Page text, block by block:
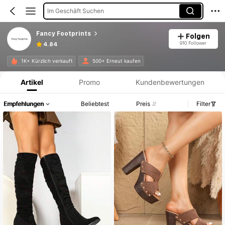
Im Geschäft Suchen
Fancy Footprints
4.84
Folgen
910 Follower
1K+ Kürzlich verkauft 500+ Erneut kaufen
Produktinformation: Preisangabe, Verkaufs- und Lagerbestandsdetails.
Artikel Promo Kundenbewertungen
Empfehlungen Beliebtest Preis Filter